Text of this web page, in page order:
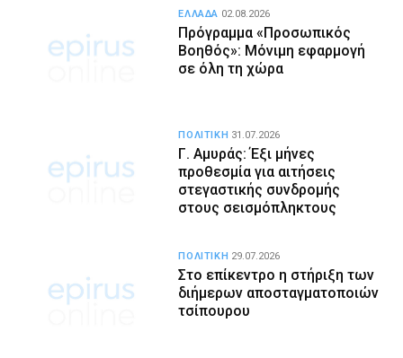
Πρόγραμμα «Προσωπικός
Βοηθός»: Μόνιμη εφαρμογή
σε όλη τη χώρα
ΕΛΛΑΔΑ 02.08.2026
Γ. Αμυράς: Έξι μήνες
προθεσμία για αιτήσεις
στεγαστικής συνδρομής
στους σεισμόπληκτους
ΠΟΛΙΤΙΚΗ 31.07.2026
Στο επίκεντρο η στήριξη των
διήμερων αποσταγματοποιών
τσίπουρου
ΠΟΛΙΤΙΚΗ 29.07.2026